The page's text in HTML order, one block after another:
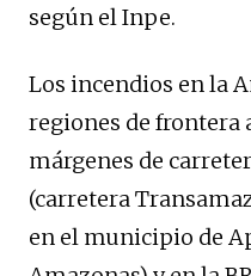
según el Inpe.
Los incendios en la
regiones de frontera
márgenes de
(carretera
en el municipio de